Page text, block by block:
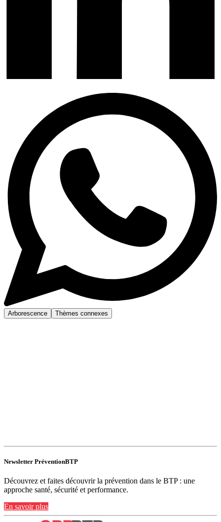
Arborescence Thèmes connexes
Newsletter PréventionBTP
Découvrez et faites découvrir la prévention dans le BTP : une
approche santé, sécurité et performance.
En savoir plus